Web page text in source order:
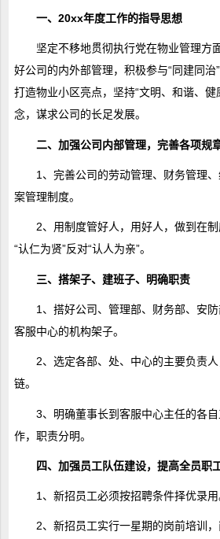
一、20xx年度工作的指导思想
坚定不移地贯彻执行党在物业管理方
好公司的内外部管理，积极参与“同建同治
打造物业小区亮点，坚持“文明、和谐、健
念，谋求公司的长足发展。
二、加强公司内部管理，完善各项规
1、完善公司的劳动管理、财务管理
案管理制度。
2、用制度管好人，用好人，做到在
“认仁为贤”反对“认人为亲”。
三、搭架子、建班子、明确职责
1、搭好公司、管理部、财务部、安防
客服中心的机构架子。
2、选定各部、处、中心的主要负责
链。
3、明确董事长到客服中心主任的各
作，职责分明。
四、加强员工队伍建设，提高全员职
1、新招员工必须按招聘条件择优录用
2、新招员工实行一星期的岗前培训